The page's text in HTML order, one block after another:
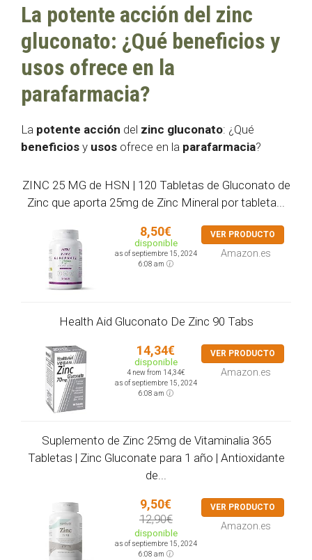
La potente acción del zinc
gluconato: ¿Qué beneficios y
usos ofrece en la
parafarmacia?
La potente acción del zinc gluconato: ¿Qué
beneficios y usos ofrece en la parafarmacia?
ZINC 25 MG de HSN | 120 Tabletas de Gluconato de
Zinc que aporta 25mg de Zinc Mineral por tableta...
8,50€
disponible
as of septiembre 15, 2024
6:08 am
VER PRODUCTO
Amazon.es
Health Aid Gluconato De Zinc 90 Tabs
14,34€
disponible
4 new from 14,34€
as of septiembre 15, 2024
6:08 am
VER PRODUCTO
Amazon.es
Suplemento de Zinc 25mg de Vitaminalia 365
Tabletas | Zinc Gluconate para 1 año | Antioxidante
de...
9,50€
12,90€
disponible
as of septiembre 15, 2024
6:08 am
VER PRODUCTO
Amazon.es